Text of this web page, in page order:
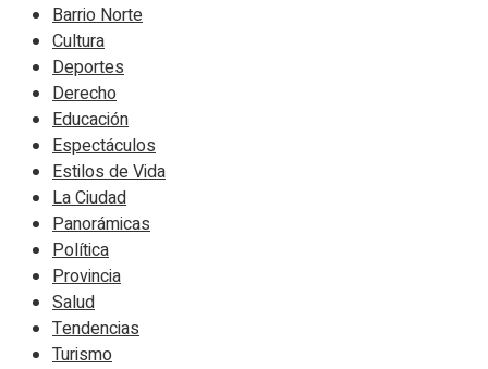
Barrio Norte
Cultura
Deportes
Derecho
Educación
Espectáculos
Estilos de Vida
La Ciudad
Panorámicas
Política
Provincia
Salud
Tendencias
Turismo